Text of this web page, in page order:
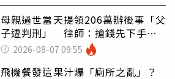
母親過世當天提領206萬辦後事「父
子遭判刑」 律師：搶錢先下手是
罪 2026-08-07 09:55
飛機餐發這果汁爆「廁所之亂」？